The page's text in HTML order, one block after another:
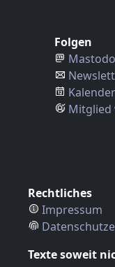
Folgen
Kalender
Mitglied
Rechtliches
Impressum
Texte soweit